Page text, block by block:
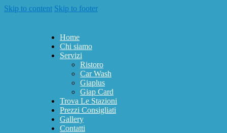
Skip to content Skip to footer
Home
Chi siamo
Servizi
Ristoro
Car Wash
Giaplus
Giap Card
Trova Le Stazioni
Prezzi Consigliati
Gallery
Contatti